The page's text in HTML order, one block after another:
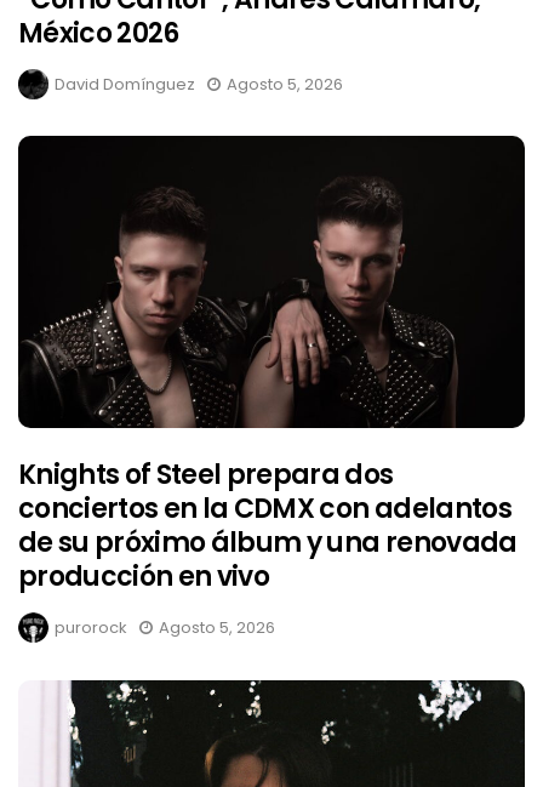
México 2026
David Domínguez Agosto 5, 2026
Knights of Steel prepara dos
conciertos en la CDMX con adelantos
de su próximo álbum y una renovada
producción en vivo
purorock Agosto 5, 2026